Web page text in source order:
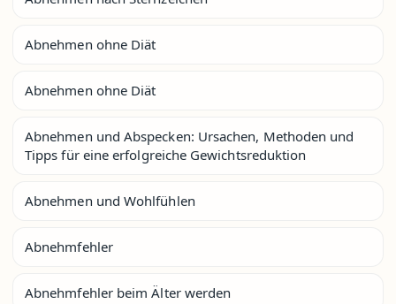
Abnehmen ohne Diät
Abnehmen ohne Diät
Abnehmen und Abspecken: Ursachen, Methoden und
Tipps für eine erfolgreiche Gewichtsreduktion
Abnehmen und Wohlfühlen
Abnehmfehler
Abnehmfehler beim Älter werden